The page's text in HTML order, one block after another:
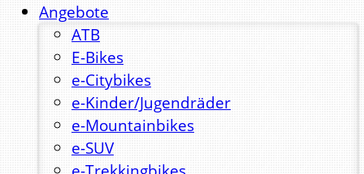
Angebote
ATB
E-Bikes
e-Citybikes
e-Kinder/Jugendräder
e-Mountainbikes
e-SUV